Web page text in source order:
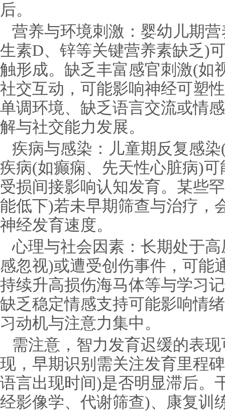
后。
营养与环境刺激：婴幼儿期
生素D、锌等关键营养素缺乏)
触形成。缺乏丰富感官刺激(如
社交互动，可能影响神经可塑
单调环境、缺乏语言交流或情
解与社交能力发展。
疾病与感染：儿童期反复感
疾病(如癫痫、先天性心脏病)
受损间接影响认知发育。某些
能低下)若未早期筛查与治疗，
神经发育速度。
心理与社会因素：长期处于
感忽视)或遭受创伤事件，可能
持续升高损伤海马体等与学习
缺乏稳定情感支持可能影响情
习动机与注意力集中。
需注意，智力发育迟缓的表
现，早期识别需关注发育里程
语言出现时间)是否明显滞后。
经影像学、代谢筛查)、康复训